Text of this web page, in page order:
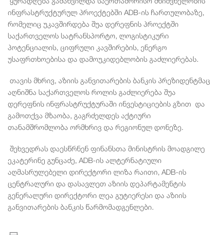
ინფრასტრუქტურულ პროექტებში ADB-ის ჩართულობაზე,
რომელიც უკავშირდება შუა დერეფნის პროექტში
საქართველოს სატრანსპორტო, ლოგისტიკური
პოტენციალის, ციფრული კავშირების, ენერგო
უსაფრთხოებისა და დამოუკიდებლობის გაძლიერებას.
თავის მხრივ, აზიის განვითარების ბანკის პრეზიდენტმაც
აღნიშნა საქართველოს როლის გაძლიერება შუა
დერეფნის ინფრასტრუქტურაში ინვესტიციების გზით და
გამოთქვა მზაობა, გაგრძელდეს აქტიური
თანამშრომლობა ორმხრივ და რეგიონულ დონეზე.
შეხვედრას დაესწრნენ ფინანსთა მინისტრის მოადგილე
ეკატერინე გუნცაძე, ADB-ის ალტერნატიული
აღმასრულებელი დირექტორი ლიზა რაითი, ADB-ის
ცენტრალური და დასავლეთ აზიის დეპარტამენტის
გენერალური დირექტორი ლეა გუტიერესი და აზიის
განვითარების ბანკის წარმომადგენლები.